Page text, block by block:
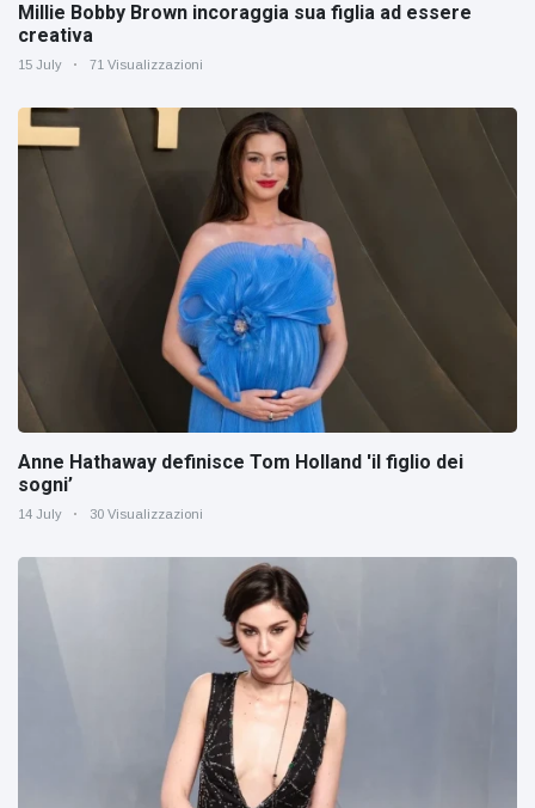
Millie Bobby Brown incoraggia sua figlia ad essere
creativa
15 July 71 Visualizzazioni
Anne Hathaway definisce Tom Holland 'il figlio dei
sogni’
14 July 30 Visualizzazioni